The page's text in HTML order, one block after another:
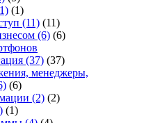
(1)
(11) (11)
(6) (6)
(37) (37)
менеджеры,
(6)
(2) (2)
(1)